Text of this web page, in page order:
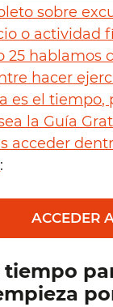
sobre
o actividad
25 hablamos
hacer
es el
la Guía
acceder
:
ACCEDER
Al marcar la
nos
hábitos y
datos serán
finalidad
rectificación,